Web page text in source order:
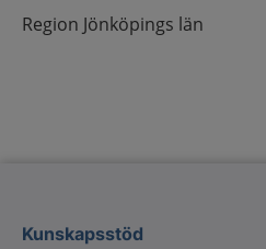
Region Jönköpings län
Kunskapsstöd